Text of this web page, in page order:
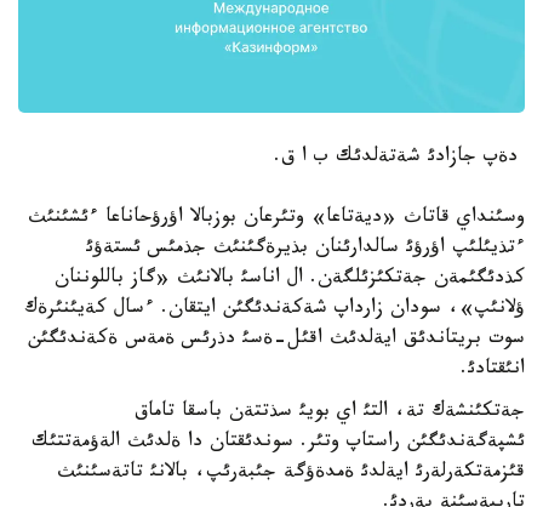
دةپ جازادئ شةتةلدئك ب ا ق.
وسئنداي قاتاث «ديةتاعا» وتئرعان بوزبالا اؤرؤحاناعا ءئشئنئث
ءتذيئلئپ اؤرؤئ سالدارئنان بذيرةگئنئث جذمئس ئستةؤئ
كذدئگئمةن جةتكئزئلگةن. ال اناسئ بالانئث «گاز باللوننان
ؤلانئپ»، سودان زارداپ شةكةندئگئن ايتقان. ءسال كةيئنئرةك
سوت بريتاندئق ايةلدئث اقئل-ةسئ دذرئس ةمةس ةكةندئگئن
انئقتادئ.
جةتكئنشةك تة، التئ اي بويئ سذتتةن باسقا تاماق
ئشپةگةندئگئن راستاپ وتئر. سوندئقتان دا ةلدئث الةؤمةتتئك
قئزمةتكةرلةرئ ايةلدئ ةمدةؤگة جئبةرئپ، بالانئ تاتةسئنئث